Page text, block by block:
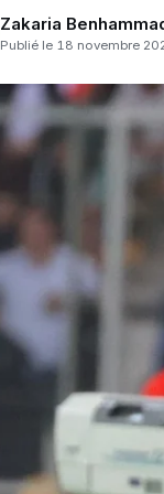
Zakaria
Publié le 18 novembre